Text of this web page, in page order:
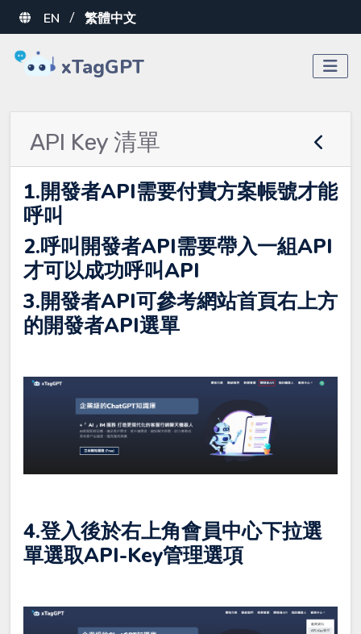
EN / 繁體中文
xTagGPT
API Key 清單
1.開發者API需要付費方案帳號才能
呼叫
2.呼叫開發者API需要帶入一組API
才可以成功呼叫API
3.開發者API可參考網站首頁右上方
的開發者API選單
4.登入後於右上角會員中心下拉選
單選取API-Key管理選項